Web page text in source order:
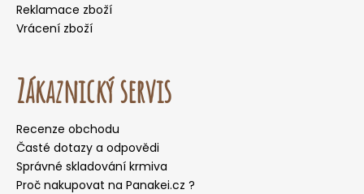
Reklamace zboží
Vrácení zboží
Zákaznický servis
Recenze obchodu
Časté dotazy a odpovědi
Správné skladování krmiva
Proč nakupovat na Panakei.cz ?